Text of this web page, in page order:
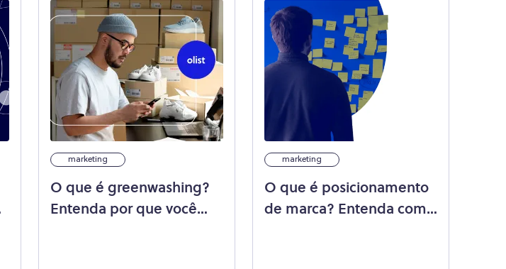
marketing
O que é greenwashing?
Entenda por que você
marketing
O que é posicionamento
de marca? Entenda como